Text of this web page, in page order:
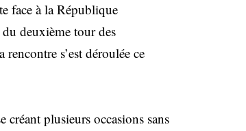
face à la République
deuxième tour des
s’est déroulée ce
plusieurs occasions sans